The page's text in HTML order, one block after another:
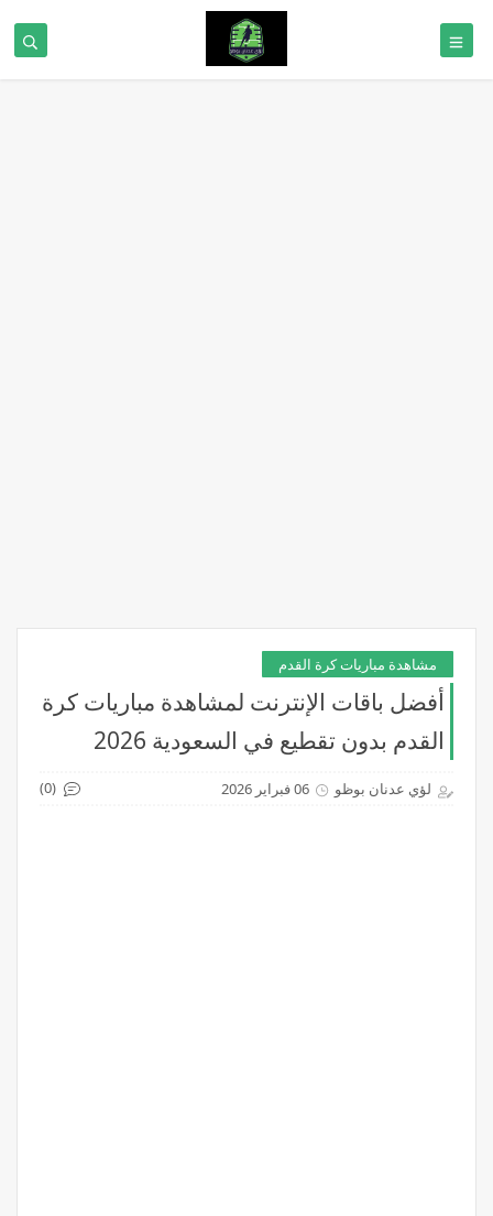
مشاهدة مباريات كرة القدم
أفضل باقات الإنترنت لمشاهدة مباريات كرة
القدم بدون تقطيع في السعودية 2026
لؤي عدنان بوظو 06 فبراير 2026 (0)